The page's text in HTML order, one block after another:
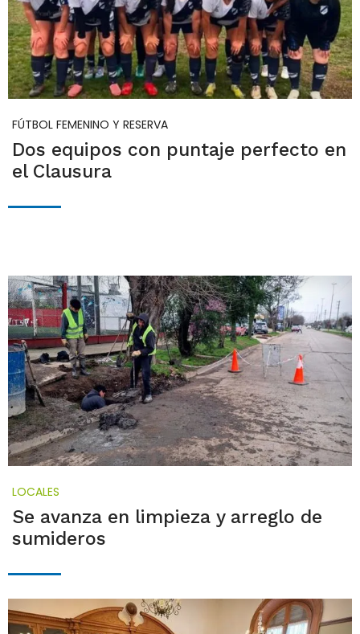
FÚTBOL FEMENINO Y RESERVA
Dos equipos con puntaje perfecto en
el Clausura
LOCALES
Se avanza en limpieza y arreglo de
sumideros